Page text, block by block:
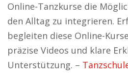
Online-Tanzkurse die
den Alltag zu integrieren.
begleiten diese Online-
präzise Videos und klare
Unterstützung. –